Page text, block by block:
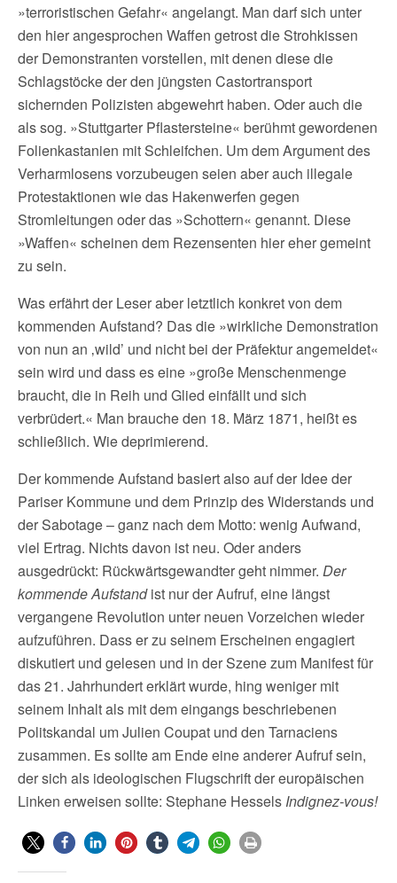
»terroristischen Gefahr« angelangt. Man darf sich unter
den hier angesprochen Waffen getrost die Strohkissen
der Demonstranten vorstellen, mit denen diese die
Schlagstöcke der den jüngsten Castortransport
sichernden Polizisten abgewehrt haben. Oder auch die
als sog. »Stuttgarter Pflastersteine« berühmt gewordenen
Folienkastanien mit Schleifchen. Um dem Argument des
Verharmlosens vorzubeugen seien aber auch illegale
Protestaktionen wie das Hakenwerfen gegen
Stromleitungen oder das »Schottern« genannt. Diese
»Waffen« scheinen dem Rezensenten hier eher gemeint
zu sein.
Was erfährt der Leser aber letztlich konkret von dem
kommenden Aufstand? Das die »wirkliche Demonstration
von nun an ‚wild’ und nicht bei der Präfektur angemeldet«
sein wird und dass es eine »große Menschenmenge
braucht, die in Reih und Glied einfällt und sich
verbrüdert.« Man brauche den 18. März 1871, heißt es
schließlich. Wie deprimierend.
Der kommende Aufstand basiert also auf der Idee der
Pariser Kommune und dem Prinzip des Widerstands und
der Sabotage – ganz nach dem Motto: wenig Aufwand,
viel Ertrag. Nichts davon ist neu. Oder anders
ausgedrückt: Rückwärtsgewandter geht nimmer. Der
kommende Aufstandist nur der Aufruf, eine längst
vergangene Revolution unter neuen Vorzeichen wieder
aufzuführen. Dass er zu seinem Erscheinen engagiert
diskutiert und gelesen und in der Szene zum Manifest für
das 21. Jahrhundert erklärt wurde, hing weniger mit
seinem Inhalt als mit dem eingangs beschriebenen
Politskandal um Julien Coupat und den Tarnaciens
zusammen. Es sollte am Ende eine anderer Aufruf sein,
der sich als ideologischen Flugschrift der europäischen
Linken erweisen sollte: Stephane Hessels Indignez-vous!